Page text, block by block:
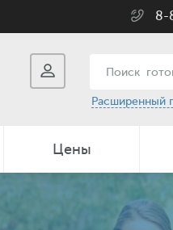
8-
Расширенный
Цены